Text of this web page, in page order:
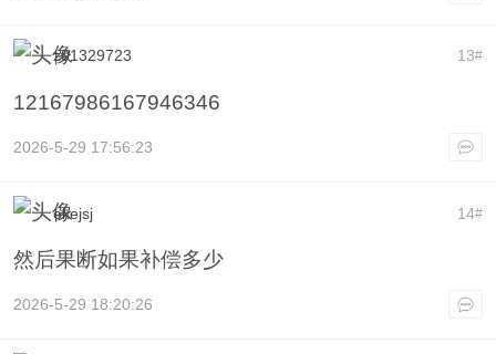
13#
z01329723
12167986167946346
2026-5-29 17:56:23
14#
ekejsj
然后果断如果补偿多少
2026-5-29 18:20:26